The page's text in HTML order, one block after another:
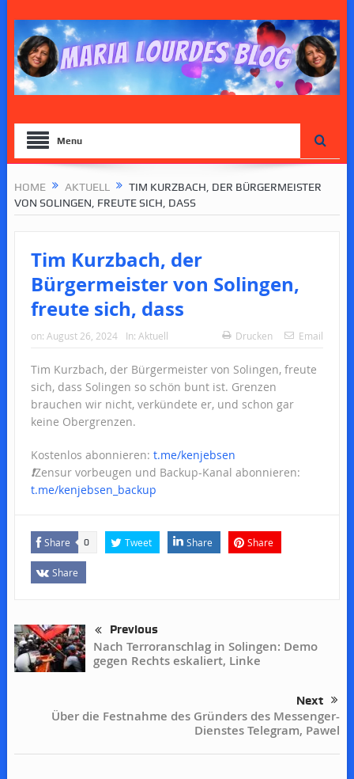
Menu
HOME AKTUELL
TIM KURZBACH, DER BÜRGERMEISTER
VON SOLINGEN, FREUTE SICH, DASS
Tim Kurzbach, der
Bürgermeister von Solingen,
freute sich, dass
on: August 26, 2024 In: Aktuell Drucken Email
Tim Kurzbach, der Bürgermeister von Solingen, freute
sich, dass Solingen so schön bunt ist. Grenzen
brauchen wir nicht, verkündete er, und schon gar
keine Obergrenzen.
Kostenlos abonnieren: t.me/kenjebsen
❗️Zensur vorbeugen und Backup-Kanal abonnieren:
t.me/kenjebsen_backup
Share 0 Tweet Share Share
Share
Previous
Nach Terroranschlag in Solingen: Demo
gegen Rechts eskaliert, Linke
Next
Über die Festnahme des Gründers des Messenger-
Dienstes Telegram, Pawel